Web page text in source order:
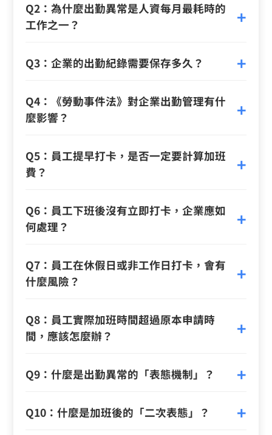
Q2：為什麼出勤異常是人資每月最耗時的
工作之一？
Q3：企業的出勤紀錄需要保存多久？
Q4：《勞動事件法》對企業出勤管理有什
麼影響？
Q5：員工提早打卡，是否一定要計算加班
費？
Q6：員工下班後沒有立即打卡，企業應如
何處理？
Q7：員工在休假日或非工作日打卡，會有
什麼風險？
Q8：員工實際加班時間超過原本申請時
間，應該怎麼辦？
Q9：什麼是出勤異常的「表態機制」？
Q10：什麼是加班後的「二次表態」？